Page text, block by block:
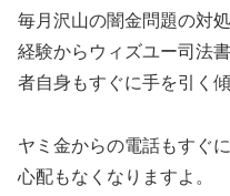
毎月沢山の闇金問題の対
経験からウィズユー司法
者自身もすぐに手を引く
ヤミ金からの電話もすぐ
心配もなくなりますよ。